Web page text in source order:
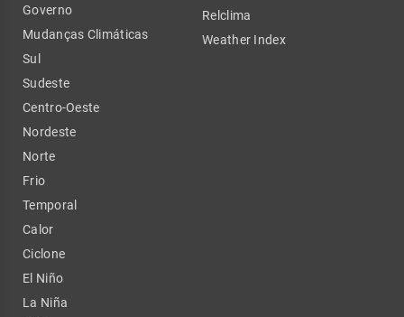
Governo
Mudanças Climáticas
Sul
Sudeste
Centro-Oeste
Nordeste
Norte
Frio
Temporal
Calor
Ciclone
El Niño
La Niña
Relclima
Weather Index